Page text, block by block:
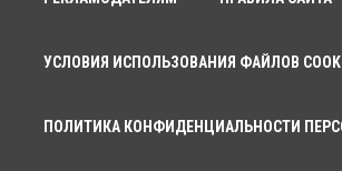
резистентности ВИЧ в трёх странах
Власть Общество
УСЛОВИЯ ИСПОЛЬЗОВАНИЯ ФАЙЛОВ
ПОЛИТИКА КОНФИДЕНЦИАЛЬНОСТИ